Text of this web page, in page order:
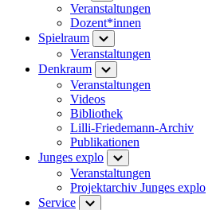
Veranstaltungen
Dozent*innen
Spielraum
Veranstaltungen
Denkraum
Veranstaltungen
Videos
Bibliothek
Lilli-Friedemann-Archiv
Publikationen
Junges explo
Veranstaltungen
Projektarchiv Junges explo
Service